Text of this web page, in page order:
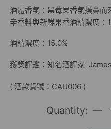
酒體香氣：黑莓果香氣撲鼻而
辛香料與新鮮果香酒精濃度：
酒精濃度：15.0%
獲獎評鑑：知名酒評家
( 酒款貨號：CAU006 )